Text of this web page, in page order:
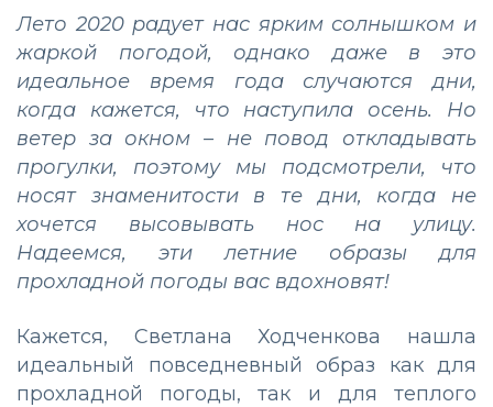
Лето 2020 радует нас ярким солнышком и
жаркой погодой, однако даже в это
идеальное время года случаются дни,
когда кажется, что наступила осень. Но
ветер за окном – не повод откладывать
прогулки, поэтому мы подсмотрели, что
носят знаменитости в те дни, когда не
хочется высовывать нос на улицу.
Надеемся, эти летние образы для
прохладной погоды вас вдохновят!
Кажется, Светлана Ходченкова нашла
идеальный повседневный образ как для
прохладной погоды, так и для теплого